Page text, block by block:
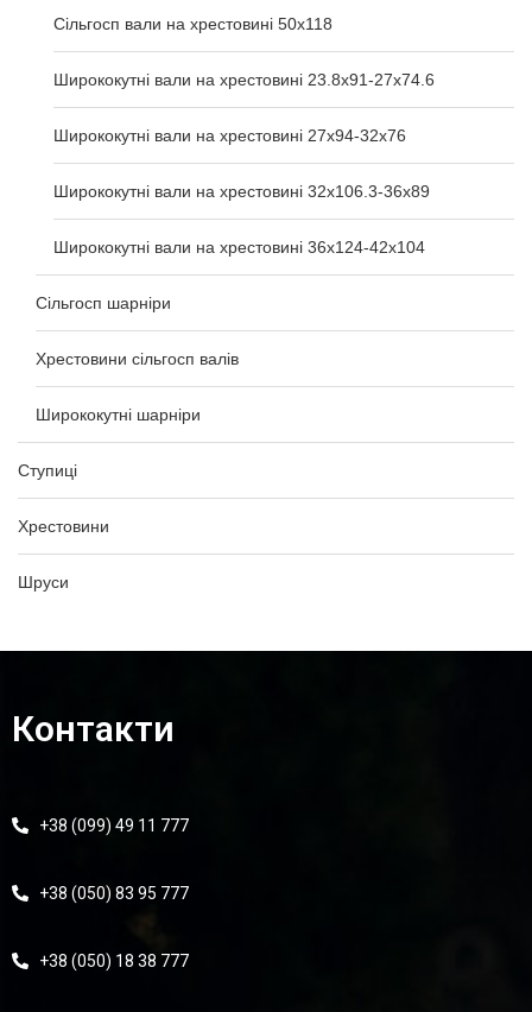
Сільгосп вали на хрестовині 50x118
Ширококутні вали на хрестовині 23.8х91-27х74.6
Ширококутні вали на хрестовині 27х94-32х76
Ширококутні вали на хрестовині 32х106.3-36х89
Ширококутні вали на хрестовині 36х124-42х104
Сільгосп шарніри
Хрестовини сільгосп валів
Ширококутні шарніри
Ступиці
Хрестовини
Шруси
Контакти
+38 (099) 49 11 777
+38 (050) 83 95 777
+38 (050) 18 38 777